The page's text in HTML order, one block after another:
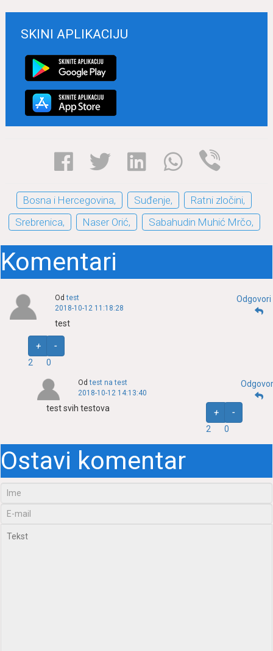
SKINI APLIKACIJU
Bosnа i Hercegovinа, Suđenje,
Rаtni zločini,
Srebrenicа,
Nаser Orić, Sаbаhudin Muhić Mrčo,
Komentari
Odtest
2018-10-12 11:18:28
Odgovori
test
+
2
-
0
Odtest na test
2018-10-12 14:13:40
test svih testova
+
2
-
0
Ostavi komentar